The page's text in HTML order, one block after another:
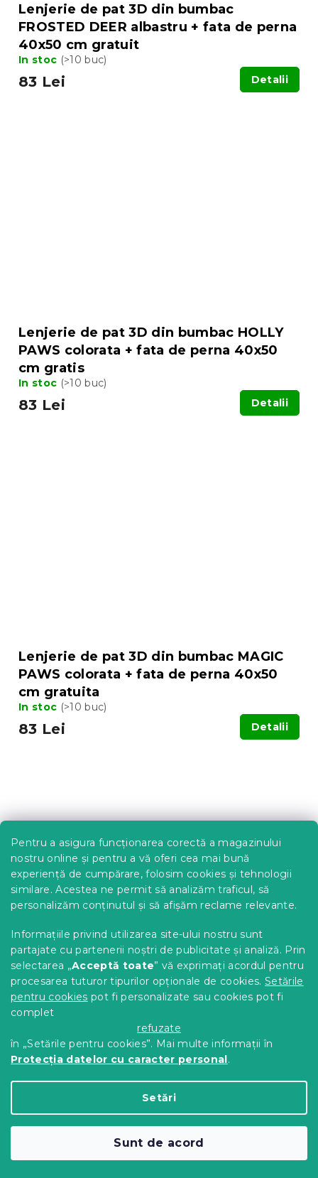
Pentru a asigura funcționarea corectă a magazinului
nostru online și pentru a vă oferi cea mai bună
experiență de cumpărare, folosim cookies și tehnologii
similare. Acestea ne permit să analizăm traficul, să
personalizăm conținutul și să afișăm reclame relevante.
Informațiile privind utilizarea site-ului nostru sunt
partajate cu partenerii noștri de publicitate și analiză. Prin
selectarea „Acceptă toate” vă exprimați acordul pentru
procesarea tuturor tipurilor opționale de cookies. Setările
pentru cookies pot fi personalizate sau cookies pot fi
complet
refuzate
în „Setările pentru cookies”. Mai multe informații în
Protecția datelor cu caracter personal.
Setări
Sunt de acord
Lenjerie de pat 3D din bumbac
FROSTED DEER albastru + fata de perna
40x50 cm gratuit
In stoc (>10 buc)
83 Lei Detalii
Lenjerie de pat 3D din bumbac HOLLY
PAWS colorata + fata de perna 40x50
cm gratis
In stoc (>10 buc)
83 Lei Detalii
Lenjerie de pat 3D din bumbac MAGIC
PAWS colorata + fata de perna 40x50
cm gratuita
In stoc (>10 buc)
83 Lei Detalii
Lenjerie de pat 3D din bumbac
Renforce FROSTY gri, 100% bumbac
In stoc
65 Lei